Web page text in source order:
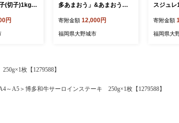
(切子)1kg&
】
円
多あまおう」&あまおう苺
市)【1757186】
寄附金額 12,000円
福岡県大野城市
スジュ
寄附金額
福岡県大
枚【1279588】
～A5＞博多和牛サーロインステーキ 250g×1枚【1279588】